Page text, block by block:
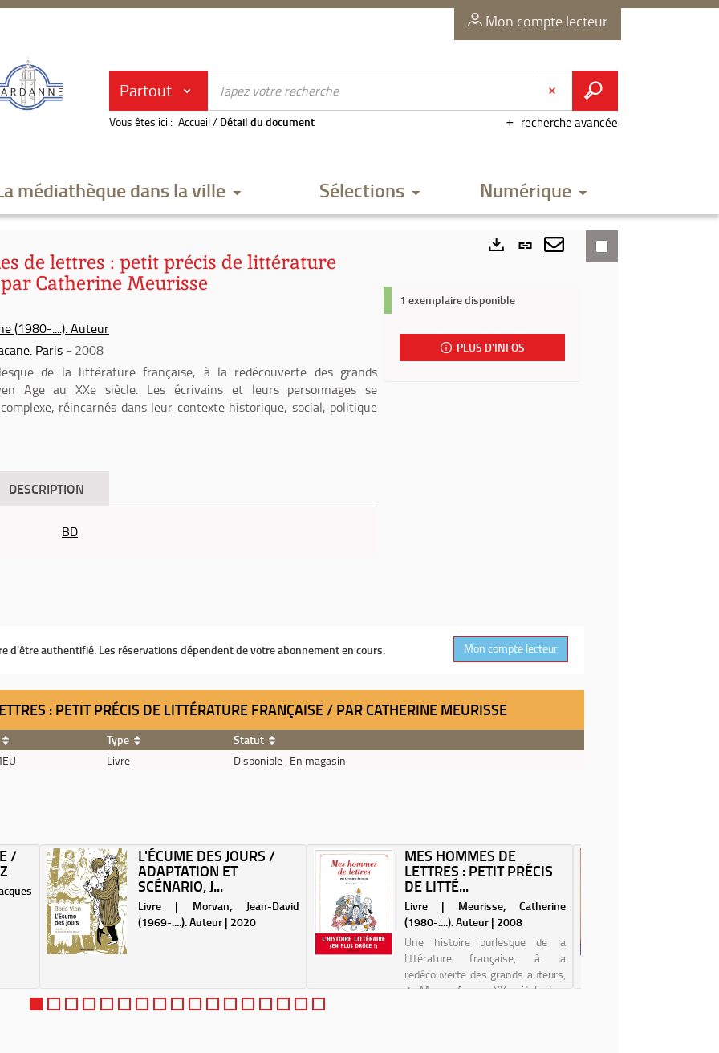
Mon compte lecteur
Partout
recherche avancée
Vous êtes ici : Accueil/ Détail du document
médiathèque dans la ville Sélections Numérique
de lettres : petit précis de littérature
Catherine Meurisse
(1980-....). Auteur
Paris - 2008
de la littérature française, à la redécouverte des grands
Age au XXe siècle. Les écrivains et leurs personnages se
réincarnés dans leur contexte historique, social, politique
DESCRIPTION
BD
Lien
permanent
fenêtre)
Envoyer
mail
1 exemplaire disponible
PLUS D'INFOS
d'être authentifié. Les réservations dépendent de votre abonnement en cours. Mon compte lecteur
: PETIT PRÉCIS DE LITTÉRATURE FRANÇAISE / PAR CATHERINE MEURISSE
Type
Statut
Livre Disponible , En magasin
/
L'ÉCUME DES JOURS /
ADAPTATION ET
SCÉNARIO, J...
Livre | Morvan, Jean-David
(1969-....). Auteur | 2020
MES HOMMES DE
LETTRES : PETIT PRÉCIS
DE LITTÉ...
Livre | Meurisse, Catherine
(1980-....). Auteur | 2008
Une histoire burlesque de la
littérature française, à la
redécouverte des grands auteurs,
du Moyen Age au XXe siècle. Les